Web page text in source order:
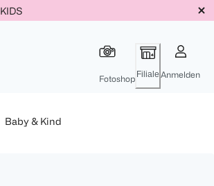
Fotoshop Filiale Anmelden
Baby & Kind